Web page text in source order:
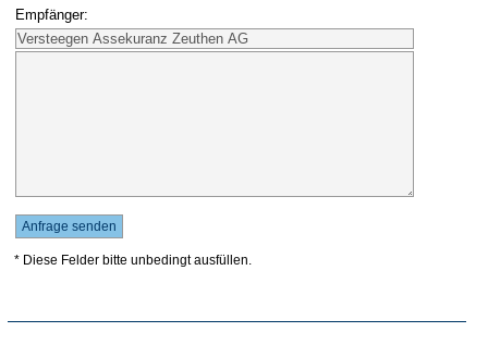
Empfänger:
* Diese Felder bitte unbedingt ausfüllen.